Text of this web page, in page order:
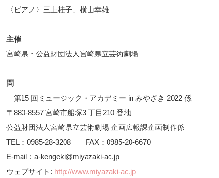
〈ピアノ〉三上桂子、横山幸雄
主催
宮崎県・公益財団法人宮崎県立芸術劇場
問
第15 回ミュージック・アカデミー in みやざき 2022 係
〒880-8557 宮崎市船塚3 丁目210 番地
公益財団法人宮崎県立芸術劇場 企画広報課企画制作係
TEL：0985-28-3208 FAX：0985-20-6670
E-mail：a-kengeki@miyazaki-ac.jp
ウェブサイト: http://www.miyazaki-ac.jp